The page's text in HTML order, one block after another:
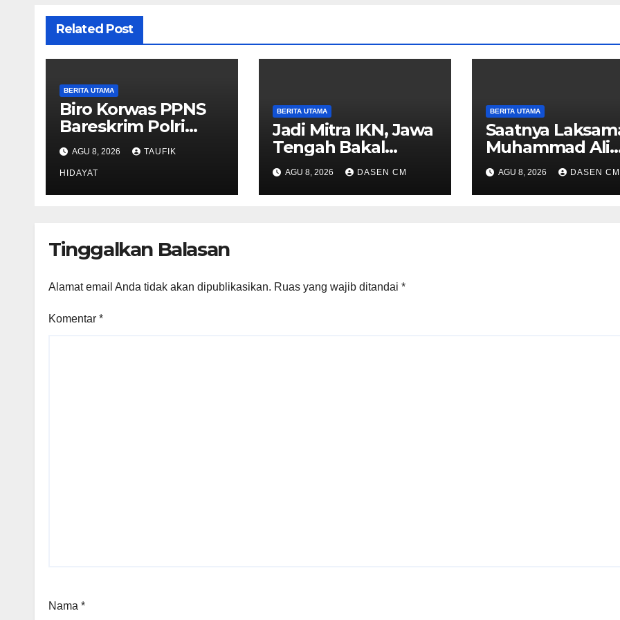
Related Post
BERITA UTAMA
Biro Korwas PPNS
Bareskrim Polri
Perkuat
Pengawasan untuk
Dorong Penegakan
Hukum yang
AGU 8, 2026 TAUFIK
HIDAYAT
BERITA UTAMA
Jadi Mitra IKN, Jawa
Tengah Bakal
Dapat Insentif
Fiskal
AGU 8, 2026 DASEN CM
BERITA UTAMA
Saatnya
Muhammad Ali
Memimpin TNI:
Menjaga
Keseimbangan
AGU 8, 2026 DASEN CM
Tinggalkan Balasan
Alamat email Anda tidak akan dipublikasikan. Ruas yang wajib ditandai *
Komentar *
Nama *